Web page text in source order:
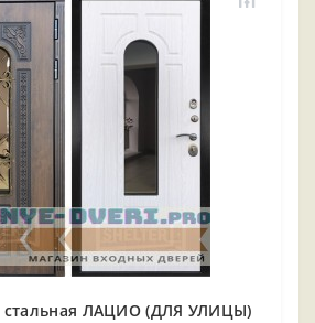
стальная ЛАЦИО (ДЛЯ УЛИЦЫ)